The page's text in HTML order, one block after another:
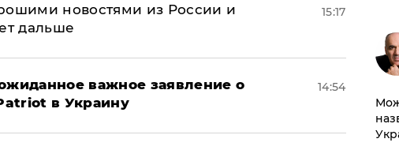
новостями из России и
дальше
15:17
важное заявление о
в Украину
14:54